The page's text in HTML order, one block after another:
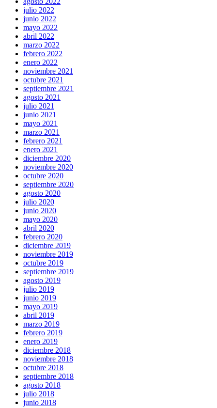
julio 2022
junio 2022
mayo 2022
abril 2022
marzo 2022
febrero 2022
enero 2022
noviembre 2021
octubre 2021
septiembre 2021
agosto 2021
julio 2021
junio 2021
mayo 2021
marzo 2021
febrero 2021
enero 2021
diciembre 2020
noviembre 2020
octubre 2020
septiembre 2020
agosto 2020
julio 2020
junio 2020
mayo 2020
abril 2020
febrero 2020
diciembre 2019
noviembre 2019
octubre 2019
septiembre 2019
agosto 2019
julio 2019
junio 2019
mayo 2019
abril 2019
marzo 2019
febrero 2019
enero 2019
diciembre 2018
noviembre 2018
octubre 2018
septiembre 2018
agosto 2018
julio 2018
junio 2018